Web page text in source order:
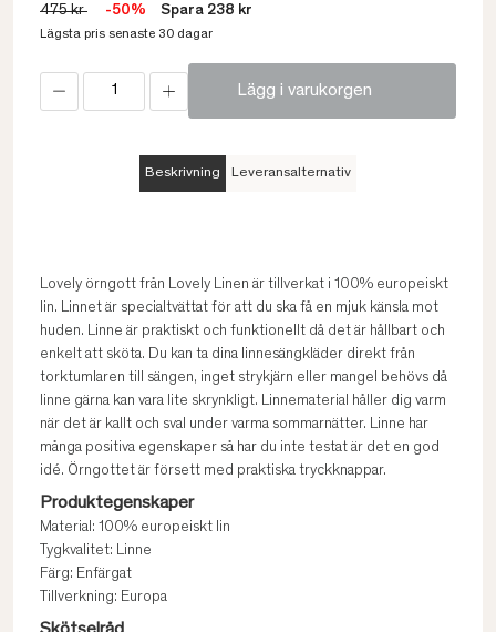
475 kr -50% Spara 238 kr
Lägsta pris senaste 30 dagar
Lägg i varukorgen
Beskrivning Leveransalternativ
Lovely örngott från Lovely Linen är tillverkat i 100% europeiskt
lin. Linnet är specialtvättat för att du ska få en mjuk känsla mot
huden. Linne är praktiskt och funktionellt då det är hållbart och
enkelt att sköta. Du kan ta dina linnesängkläder direkt från
torktumlaren till sängen, inget strykjärn eller mangel behövs då
linne gärna kan vara lite skrynkligt. Linnematerial håller dig varm
när det är kallt och sval under varma sommarnätter. Linne har
många positiva egenskaper så har du inte testat är det en god
idé. Örngottet är försett med praktiska tryckknappar.
Produktegenskaper
Material: 100% europeiskt lin
Tygkvalitet: Linne
Färg: Enfärgat
Tillverkning: Europa